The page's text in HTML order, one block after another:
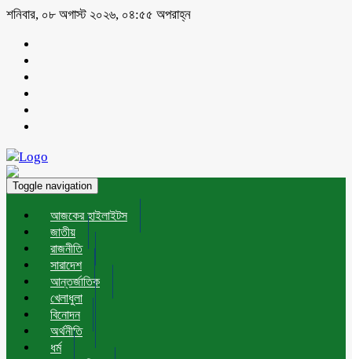
শনিবার, ০৮ অগাস্ট ২০২৬, ০৪:৫৫ অপরাহ্ন
Toggle navigation
আজকের হাইলাইটস
জাতীয়
রাজনীতি
সারাদেশ
আন্তর্জাতিক
খেলাধুলা
বিনোদন
অর্থনীতি
ধর্ম